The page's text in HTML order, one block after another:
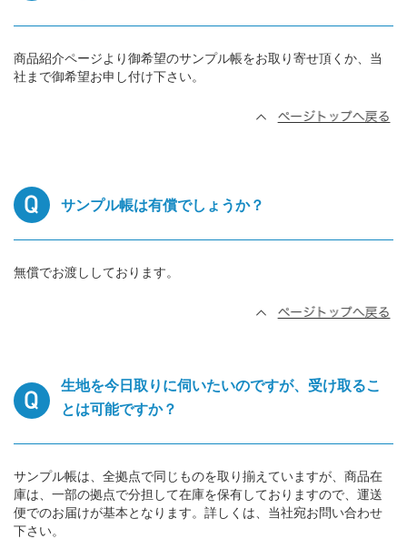
商品紹介ページより御希望のサンプル帳をお取り寄せ頂くか、当
社まで御希望お申し付け下さい。
サンプル帳は有償でしょうか？
無償でお渡ししております。
生地を今日取りに伺いたいのですが、受け取るこ
とは可能ですか？
サンプル帳は、全拠点で同じものを取り揃えていますが、商品在
庫は、一部の拠点で分担して在庫を保有しておりますので、運送
便でのお届けが基本となります。詳しくは、当社宛お問い合わせ
下さい。